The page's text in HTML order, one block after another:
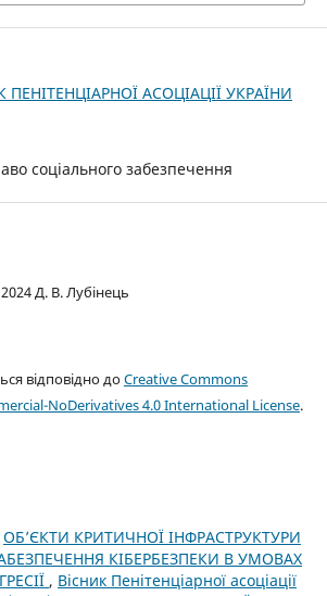
ПЕНІТЕНЦІАРНОЇ АСОЦІАЦІЇ УКРАЇНИ
соціального забезпечення
Д. В. Лубінець
відповідно доCreative Commons
NoDerivatives 4.0 International License.
ОБ’ЄКТИ КРИТИЧНОЇ ІНФРАСТРУКТУРИ
КІБЕРБЕЗПЕКИ В УМОВАХ
, Вісник Пенітенціарної асоціації